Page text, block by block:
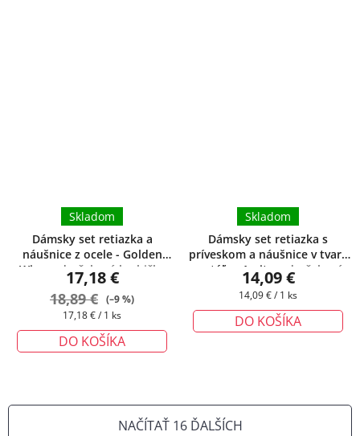
Dámsky set retiazka a
náušnice z ocele - Golden
Wing
+ darčeková krabička
zadarmo
Skladom
17,18 €
18,89 €
(–9 %)
Jednotková
cena:
17,18 € / 1 ks
DO KOŠÍKA
Dámsky set retiazka s
príveskom a náušnice v tvare
motýľa - Amity+ darčeková
krabička zadarmo
Skladom
14,09 €
Jednotková
cena:
14,09 € / 1 ks
DO KOŠÍKA
NAČÍTAŤ 16 ĎALŠÍCH